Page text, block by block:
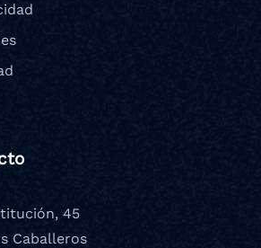
45
Caballeros